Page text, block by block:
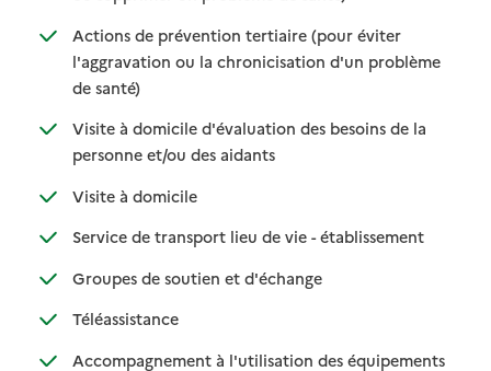
Actions de prévention tertiaire (pour éviter
l'aggravation ou la chronicisation d'un problème
de santé): disponible
: non disponible
Visite à domicile d'évaluation des besoins de la
personne et/ou des aidants: disponible
: non disponible
Visite à domicile: disponible
: non disponible
Service de transport lieu de vie - établissement: disponible
: non
Groupes de soutien et d'échange: disponible
: non disponible
Téléassistance: disponible
: non disponible
Accompagnement à l'utilisation des équipements